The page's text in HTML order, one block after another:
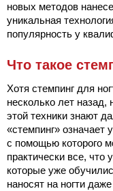
новых методов
уникальная
популярность у
Что такое
Хотя стемпинг для
несколько лет
этой техники знают
«стемпинг» означает
с помощью которого
практически все,
которые уже
наносят на ногти